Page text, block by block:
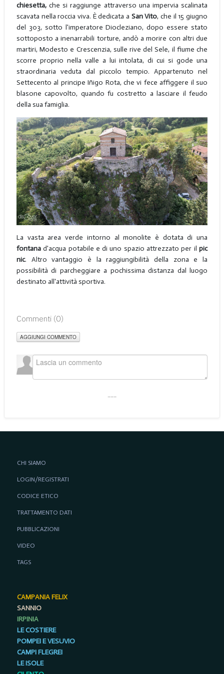
chiesetta,che si raggiunge attraverso una impervia scalinata
scavata nella roccia viva. È dedicata a San Vito, che il 15 giugno
del 303, sotto l'imperatore Diocleziano, dopo essere stato
sottoposto a inenarrabili torture, andò a morire con altri due
martiri, Modesto e Crescenzia, sulle rive del Sele, il fiume che
scorre proprio nella valle a lui intolata, di cui si gode una
straordinaria veduta dal piccolo tempio. Appartenuto nel
Settecento al principe Iñigo Rota, che vi fece affiggere il suo
blasone capovolto, quando fu costretto a lasciare il feudo
della sua famiglia.
La vasta area verde intorno al monolite è dotata di una
fontanad'acqua potabile e di uno spazio attrezzato per ilpic
nic. Altro vantaggio è la raggiungibilità della zona e la
possibilità di parcheggiare a pochissima distanza dal luogo
destinato all'attività sportiva.
Commenti (0)
AGGIUNGI COMMENTO
CHI SIAMO
LOGIN/REGISTRATI
CODICE ETICO
TRATTAMENTO DATI
PUBBLICAZIONI
VIDEO
TAGS
CAMPANIA FELIX
SANNIO
IRPINIA
LE COSTIERE
POMPEI E VESUVIO
CAMPI FLEGREI
LE ISOLE